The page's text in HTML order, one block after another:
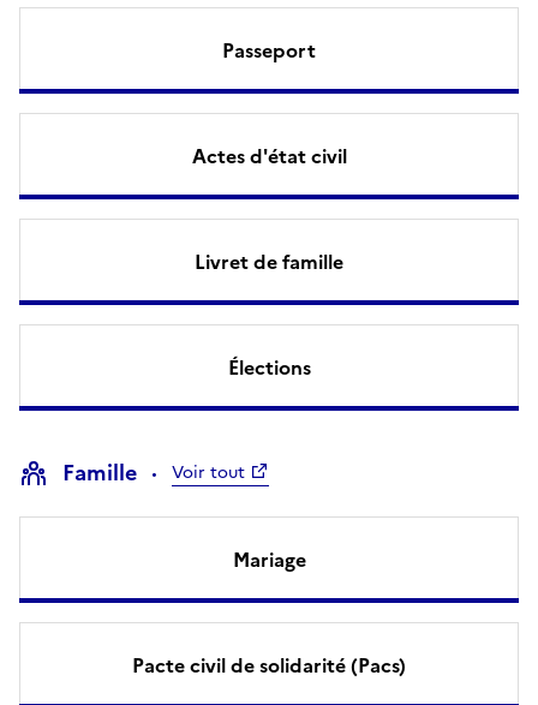
Passeport
Actes d'état civil
Livret de famille
Élections
Famille Voir tout
Mariage
Pacte civil de solidarité (Pacs)